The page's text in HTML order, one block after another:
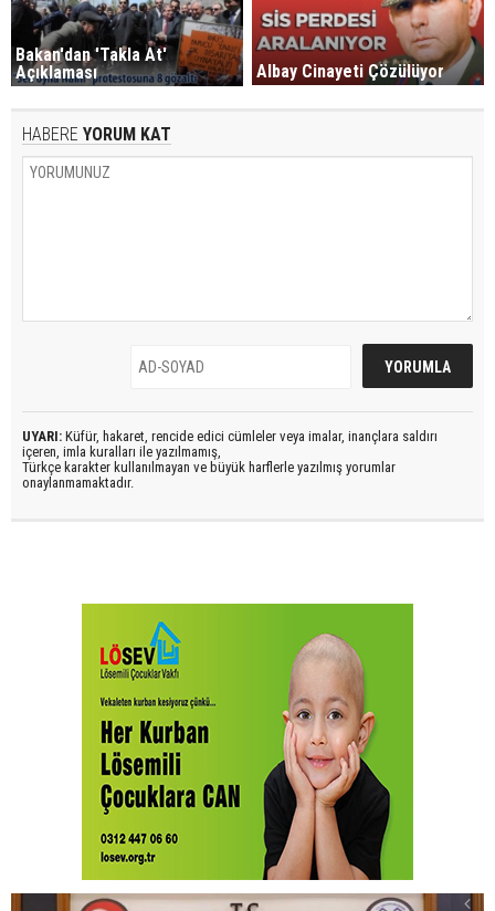
Bakan'dan 'Takla At'
Açıklaması
Albay Cinayeti Çözülüyor
HABERE YORUM KAT
UYARI: Küfür, hakaret, rencide edici cümleler veya imalar, inançlara saldırı
içeren, imla kuralları ile yazılmamış,
Türkçe karakter kullanılmayan ve büyük harflerle yazılmış yorumlar
onaylanmamaktadır.